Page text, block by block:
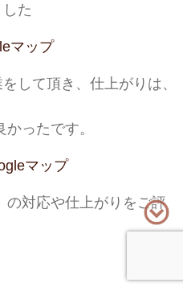
た
マップ
して頂き、仕上がりは、
ったです。
マップ
の対応や仕上がりをご評